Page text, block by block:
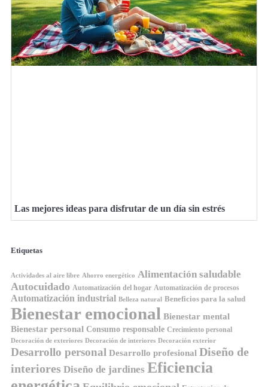
Las mejores ideas para disfrutar de un día sin estrés
Etiquetas
Actividades al aire libre Ahorro energético Alimentación saludable
Autocuidado Automatización del hogar Automatización de procesos
Automatización industrial Belleza natural Beneficios para la salud
Bienestar emocional Bienestar mental
Bienestar personal Consumo responsable Crecimiento personal
Decoración de exteriores Decoración de interiores Decoración exterior
Desarrollo personal Desarrollo profesional Diseño de
interiores Diseño de jardines Eficiencia